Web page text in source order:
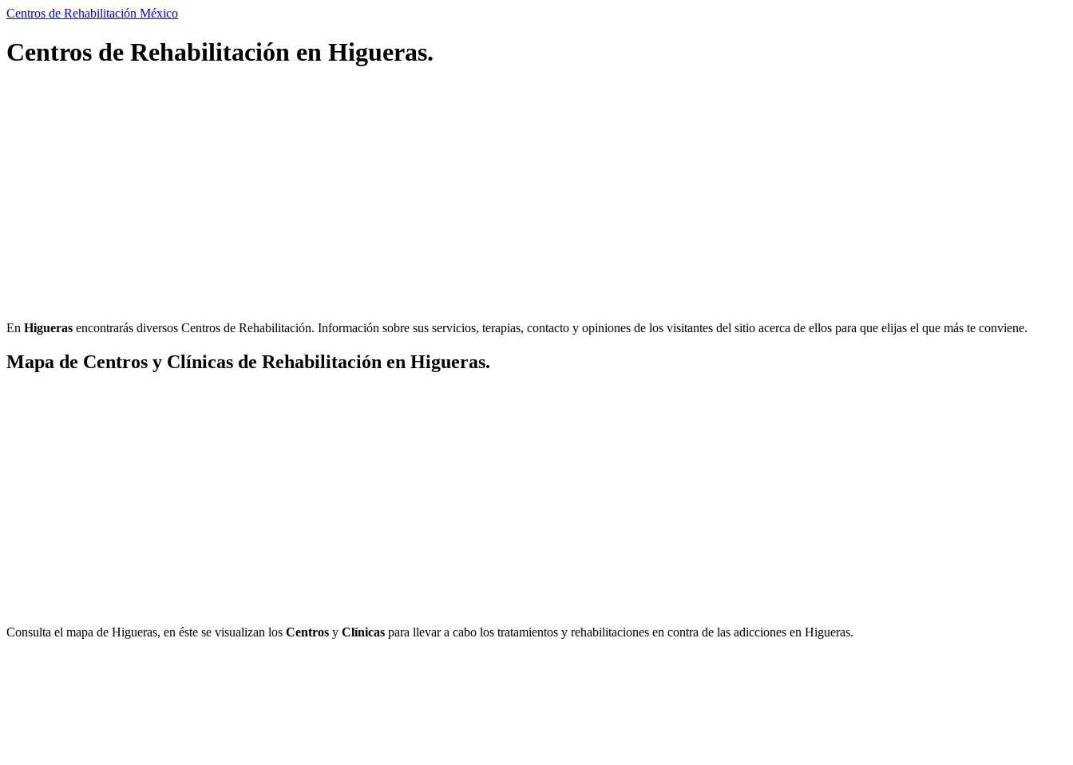
Centros de Rehabilitación México
Centros de Rehabilitación en Higueras.
En Higueras encontrarás diversos Centros de Rehabilitación. Información sobre sus servicios, terapias, contacto y opiniones de los visitantes del sitio acerca de ellos para que elijas el que más te conviene.
Mapa de Centros y Clínicas de Rehabilitación en Higueras.
Consulta el mapa de Higueras, en éste se visualizan los Centros y Clínicas para llevar a cabo los tratamientos y rehabilitaciones en contra de las adicciones en Higueras.